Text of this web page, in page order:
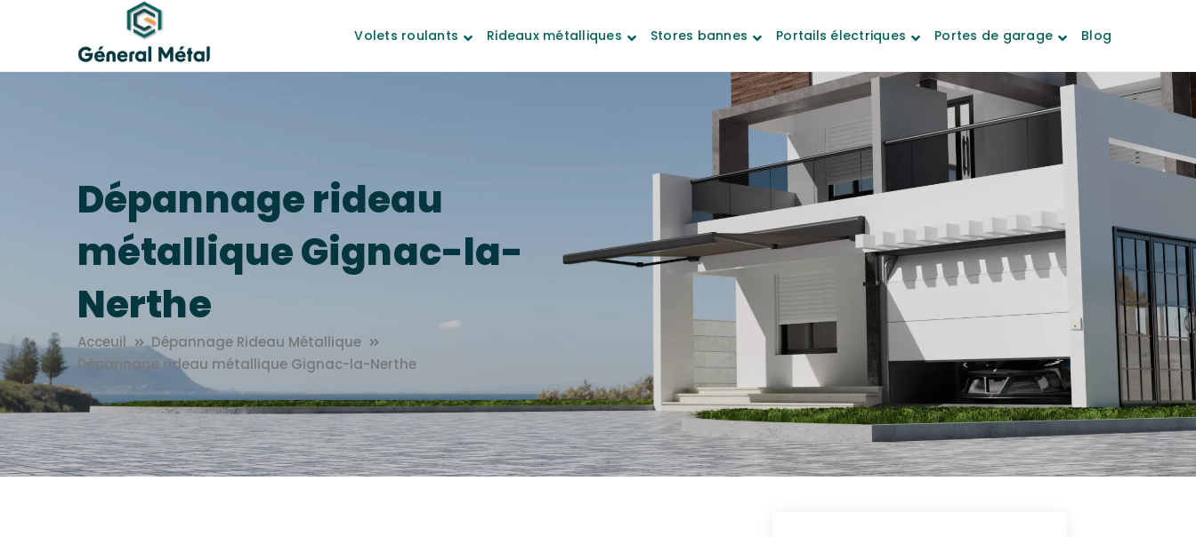
Volets roulants Rideaux métalliques Stores bannes Portails électriques Portes de garage Blog
Dépannage rideau
métallique Gignac-la-
Nerthe
Acceuil
Dépannage Rideau Métallique
Dépannage rideau métallique Gignac-la-Nerthe